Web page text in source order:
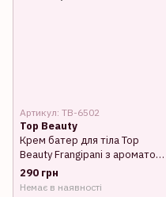
Артикул: TB-6502
Top Beauty
Крем батер для тіла Top
Beauty Frangipani з ароматом
червоного жасмину 250 мл
290 грн
Немає в наявності